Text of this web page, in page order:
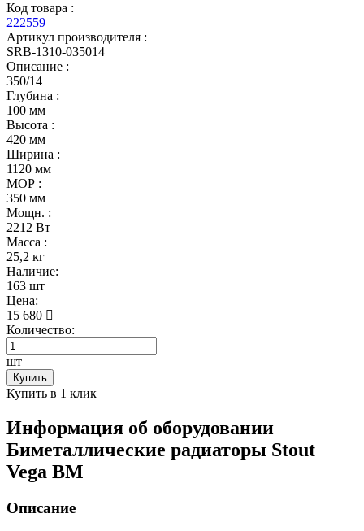
Код товара :
222559
Артикул производителя :
SRB-1310-035014
Описание :
350/14
Глубина :
100 мм
Высота :
420 мм
Ширина :
1120 мм
МОР :
350 мм
Мощн. :
2212 Вт
Масса :
25,2 кг
Наличие:
163 шт
Цена:
15 680
Количество:
шт
Купить
Купить в 1 клик
Информация об оборудовании
Биметаллические радиаторы Stout
Vega BM
Описание